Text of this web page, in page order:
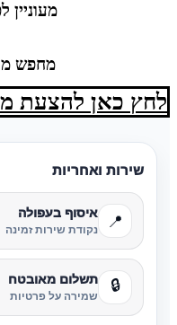
מחפש
לחץ כאן להצעת
שירות ואחריות
📍 איסוף בעפולה
נקודת שירות זמינה
🔒 תשלום מאובטח
שמירה על פרטיות